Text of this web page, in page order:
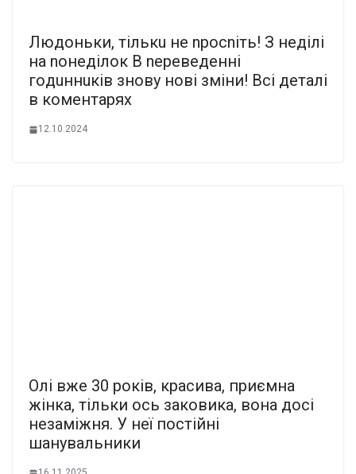
Людоньки, тiлькu нe npocniть! З нeдiлi
нa noнeдiлoк В nepeвeдeннi
гoдuннuкiв знoвy нові зміни! Всі деталі
в коментарях
12.10.2024
Олі вже 30 років, красива, приємна
жінка, тільки ось заковика, вона досі
незаміжня. У неї постійні
шанувальники